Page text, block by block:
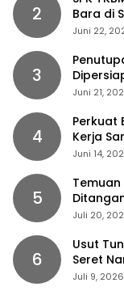
2
Bara di
Juni 22,
3
Juni 21,
4
Perkuat
Kerja
Juni 14,
5
Juli 20,
6
Usut
Seret
Juli 9, 2026